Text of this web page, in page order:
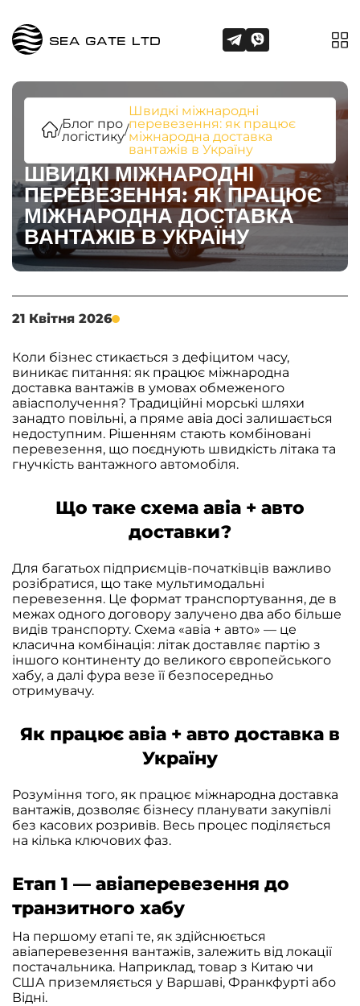
/Блог про
логістику/
Швидкі міжнародні
перевезення: як працює
міжнародна доставка
вантажів в Україну
ШВИДКІ МІЖНАРОДНІ
ПЕРЕВЕЗЕННЯ: ЯК ПРАЦЮЄ
МІЖНАРОДНА ДОСТАВКА
ВАНТАЖІВ В УКРАЇНУ
21 Квітня 2026
Коли бізнес стикається з дефіцитом часу,
виникає питання: як працює міжнародна
доставка вантажів в умовах обмеженого
авіасполучення? Традиційні морські шляхи
занадто повільні, а пряме авіа досі залишається
недоступним. Рішенням стають комбіновані
перевезення, що поєднують швидкість літака та
гнучкість вантажного автомобіля.
Що таке схема авіа + авто
доставки?
Для багатьох підприємців-початківців важливо
розібратися, що таке мультимодальні
перевезення. Це формат транспортування, де в
межах одного договору залучено два або більше
видів транспорту. Схема «авіа + авто» — це
класична комбінація: літак доставляє партію з
іншого континенту до великого європейського
хабу, а далі фура везе її безпосередньо
отримувачу.
Як працює авіа + авто доставка в
Україну
Розуміння того, як працює міжнародна доставка
вантажів, дозволяє бізнесу планувати закупівлі
без касових розривів. Весь процес поділяється
на кілька ключових фаз.
Етап 1 — авіаперевезення до
транзитного хабу
На першому етапі те, як здійснюється
авіаперевезення вантажів, залежить від локації
постачальника. Наприклад, товар з Китаю чи
США приземляється у Варшаві, Франкфурті або
Відні.